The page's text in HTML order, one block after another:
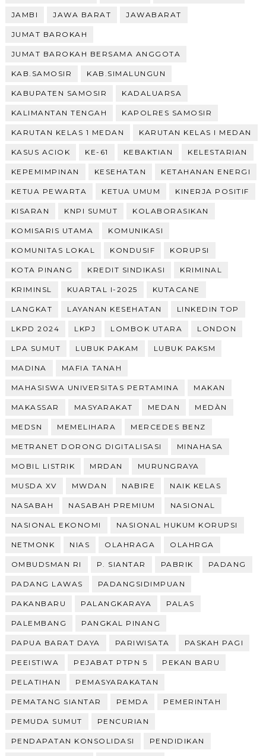
JAMBI JAWA BARAT JAWABARAT
JUMAT BAROKAH
JUMAT BAROKAH BERSAMA ANGGOTA
KAB.SAMOSIR KAB.SIMALUNGUN
KABUPATEN SAMOSIR KADALUARSA
KALIMANTAN TENGAH KAPOLRES SAMOSIR
KARUTAN KELAS 1 MEDAN KARUTAN KELAS I MEDAN
KASUS ACIOK KE-61 KEBAKTIAN KELESTARIAN
KEPEMIMPINAN KESEHATAN KETAHANAN ENERGI
KETUA PEWARTA KETUA UMUM KINERJA POSITIF
KISARAN KNPI SUMUT KOLABORASIKAN
KOMISARIS UTAMA KOMUNIKASI
KOMUNITAS LOKAL KONDUSIF KORUPSI
KOTA PINANG KREDIT SINDIKASI KRIMINAL
KRIMINSL KUARTAL I-2025 KUTACANE
LANGKAT LAYANAN KESEHATAN LINKEDIN TOP
LKPD 2024 LKPJ LOMBOK UTARA LONDON
LPA SUMUT LUBUK PAKAM LUBUK PAKSM
MADINA MAFIA TANAH
MAHASISWA UNIVERSITAS PERTAMINA MAKAN
MAKASSAR MASYARAKAT MEDAN MEDÀN
MEDSN MEMELIHARA MERCEDES BENZ
METRANET DORONG DIGITALISASI MINAHASA
MOBIL LISTRIK MRDAN MURUNGRAYA
MUSDA XV MWDAN NABIRE NAIK KELAS
NASABAH NASABAH PREMIUM NASIONAL
NASIONAL EKONOMI NASIONAL HUKUM KORUPSI
NETMONK NIAS OLAHRAGA OLAHRGA
OMBUDSMAN RI P. SIANTAR PABRIK PADANG
PADANG LAWAS PADANGSIDIMPUAN
PAKANBARU PALANGKARAYA PALAS
PALEMBANG PANGKAL PINANG
PAPUA BARAT DAYA PARIWISATA PASKAH PAGI
PEEISTIWA PEJABAT PTPN 5 PEKAN BARU
PELATIHAN PEMASYARAKATAN
PEMATANG SIANTAR PEMDA PEMERINTAH
PEMUDA SUMUT PENCURIAN
PENDAPATAN KONSOLIDASI PENDIDIKAN